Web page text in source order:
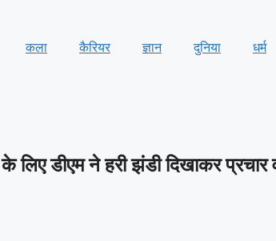
कला कैरियर ज्ञान दुनिया धर्म
डीएम ने हरी झंडी दिखाकर प्रचार